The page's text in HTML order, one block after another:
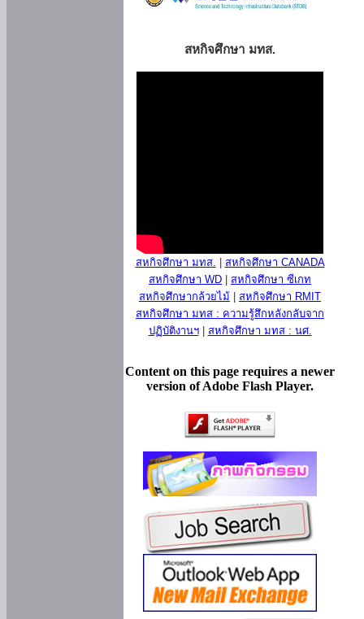
สหกิจศึกษา มทส.
สหกิจศึกษา มทส.
สหกิจศึกษา CANADA
สหกิจศึกษา WD
สหกิจศึกษา ซีเกท
สหกิจศึกษากล้วยไม้
สหกิจศึกษา RMIT
สหกิจศึกษา มทส : ความรู้สึกหลังกลับจาก
ปฏิบัติงานฯ| สหกิจศึกษา มทส : นศ.
Content on this page requires a newer
version of Adobe Flash Player.